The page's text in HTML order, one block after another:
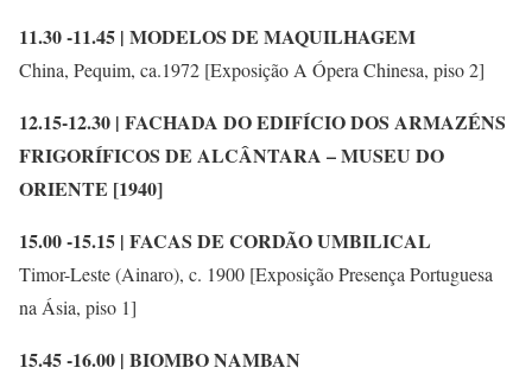
11.30 -11.45 | MODELOS DE MAQUILHAGEM
China, Pequim, ca.1972 [Exposição A Ópera Chinesa, piso 2]
12.15-12.30 | FACHADA DO EDIFÍCIO DOS ARMAZÉNS
FRIGORÍFICOS DE ALCÂNTARA – MUSEU DO
ORIENTE [1940]
15.00 -15.15 | FACAS DE CORDÃO UMBILICAL
Timor-Leste (Ainaro), c. 1900 [Exposição Presença Portuguesa
na Ásia, piso 1]
15.45 -16.00 | BIOMBO NAMBAN